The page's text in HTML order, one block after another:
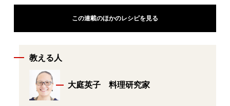
この連載のほかのレシピを見る
教える人
大庭英子 料理研究家